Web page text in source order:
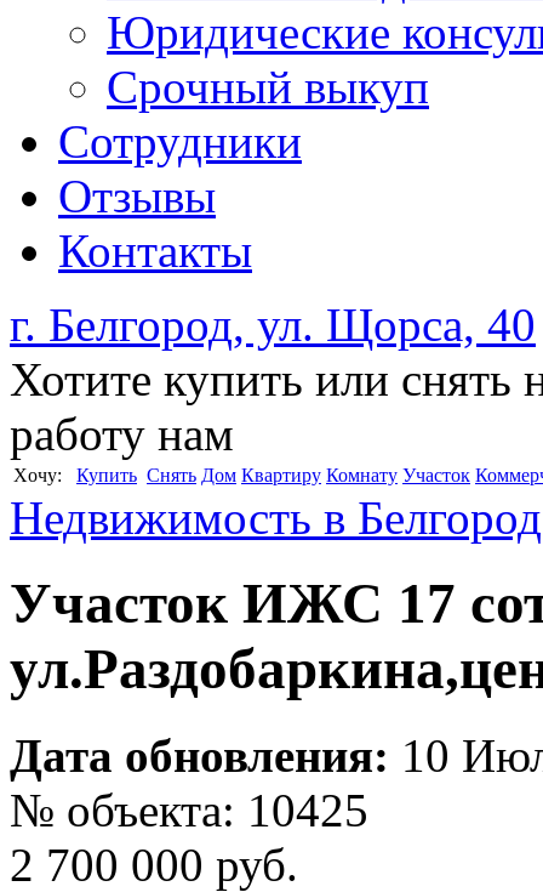
Юридические
Срочный выкуп
Сотрудники
Отзывы
Контакты
г. Белгород, ул. Щорса, 40
Хотите купить или
работу нам
Xочу: Купить Снять Дом Квартиру Комнату Участок
Недвижимость в
Участок ИЖС 17
Дата обновления: 10
№ объекта: 10425
2 700 000 руб.